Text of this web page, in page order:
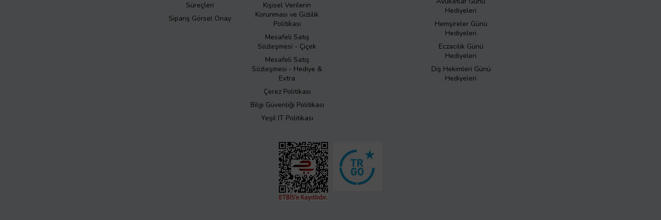
Süreçleri
Sipariş Görsel Onay
Kişisel Verilerin
Korunması ve Gizlilik
Politikası
Mesafeli Satış
Sözleşmesi - Çiçek
Mesafeli Satış
Sözleşmesi - Hediye &
Extra
Çerez Politikası
Bilgi Güvenliği Politikası
Yeşil IT Politikası
Hediyeleri
Hemşireler Günü
Hediyeleri
Eczacılık Günü
Hediyeleri
Diş Hekimleri Günü
Hediyeleri